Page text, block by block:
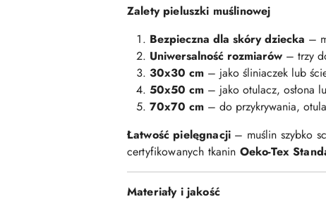
Zalety pieluszki muślinowej
Bezpieczna dla skóry dziecka –
Uniwersalność rozmiarów – trzy
30x30 cm – jako śliniaczek lub
50x50 cm – jako otulacz, osłona
70x70 cm – do przykrywania,
Łatwość pielęgnacji – muślin szybko
certyfikowanych tkanin Oeko-Tex
Materiały i jakość